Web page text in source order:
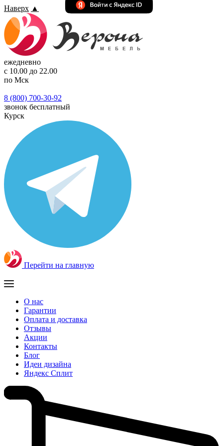
Наверх ▲
ежедневно
с 10.00 до 22.00
по Мск
8 (800) 700-30-92
звонок бесплатный
Курск
Перейти на главную
О нас
Гарантии
Оплата и доставка
Отзывы
Акции
Контакты
Блог
Идеи дизайна
Яндекс Сплит